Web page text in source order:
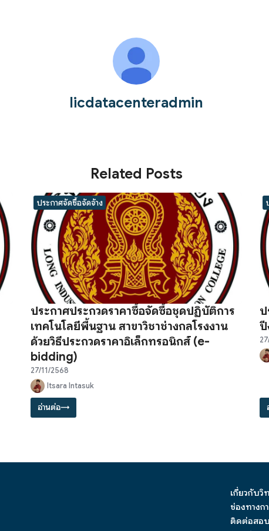
licdatacenteradmin
Related Posts
ประกาศจัดซื้อจัดจ้าง
ประกาศประกวดราคาซื้อจัดซื้อชุดปฏิบัติการ
เทคโนโลยีพื้นฐาน สาขาวิชาช่างกลโรงงาน
ด้วยวิธีประกวดราคาอิเล็กทรอนิกส์ (e-
bidding)
27/11/2568
Itsara Intasuk
อ่านต่อ→
เกี่ยวกับวิ
ช่องทางก
ติดต่อสอ